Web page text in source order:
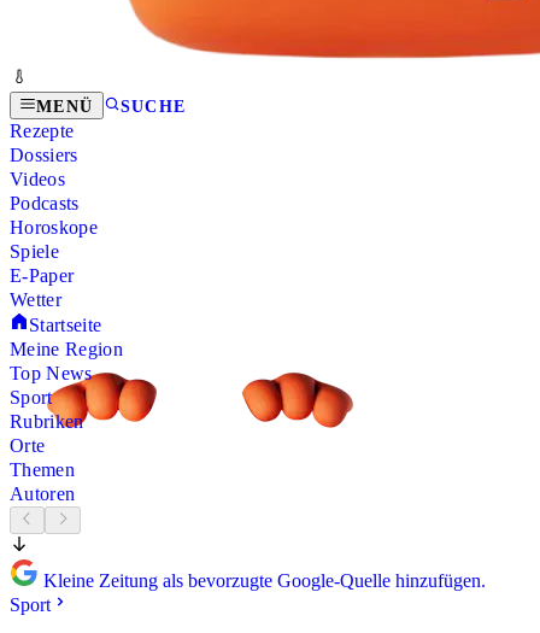
MENÜ SUCHE
Rezepte
Dossiers
Videos
Podcasts
Horoskope
Spiele
E-Paper
Wetter
Startseite
Meine Region
Top News
Sport
Rubriken
Orte
Themen
Autoren
Kleine Zeitung als bevorzugte Google-Quelle hinzufügen.
Sport